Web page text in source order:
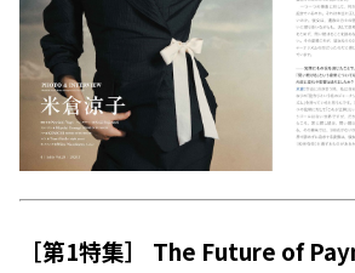
［第1特集］ The Future of